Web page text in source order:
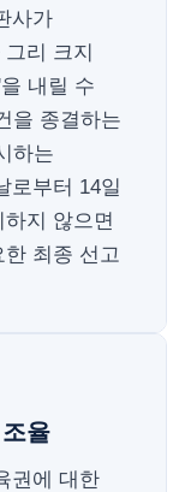
사가
리 크지
내릴 수
을 종결하는
하는
로부터 14일
지 않으면
최종 선고
율
권에 대한